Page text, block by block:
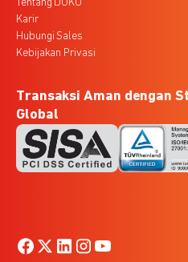
Tentang DOKU
Karir
Hubungi Sales
Kebijakan Privasi
Transaksi Aman dengan
Global